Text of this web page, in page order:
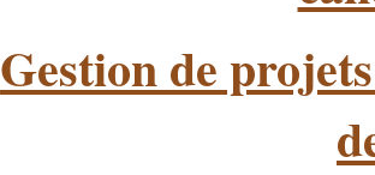
Gestion de